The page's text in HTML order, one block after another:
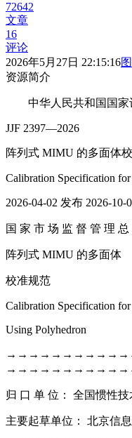
72642
文章
16
评论
2026年5月27日 22:15:16
资源简介
中华人民共和国国家
JJF 2397—2026
阵列式 MIMU 的多面体
Calibration Specification
2026‑04‑02 发布
国 家 市 场 监 督 管 理
阵列式 MIMU 的多面体
校准规范
Calibration Specification
Using Polyhedron
归 口 单 位： 全国惯性
主要起草单位： 北京信